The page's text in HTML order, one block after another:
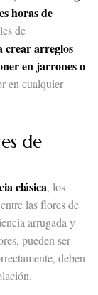
horas de
de
crear arreglos
en jarrones o
en cualquier
de
clásica, los
las flores de
arrugada y
pueden ser
deben